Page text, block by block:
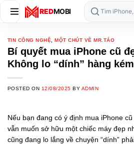
Skip
REDMOBI Tìm
TIN CÔNG NGHỆ ,MỘT CHÚT VỀ MR.TÁO
Bí quyết mua iPhone cũ
Không lo “dính” hàng
POSTED ON 12/08/2025 BY ADMIN
Nếu bạn đang có ý định mua iPhone
vẫn muốn sở hữu một chiếc máy đẹp
cũng đang lo lắng về chuyện “dính”